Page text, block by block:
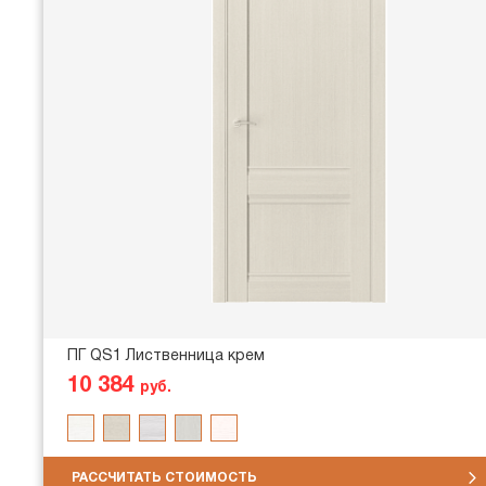
ПГ QS1 Лиственница крем
10 384 руб.
РАССЧИТАТЬ СТОИМОСТЬ